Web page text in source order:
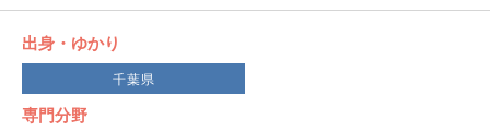
出身・ゆかり
千葉県
専門分野